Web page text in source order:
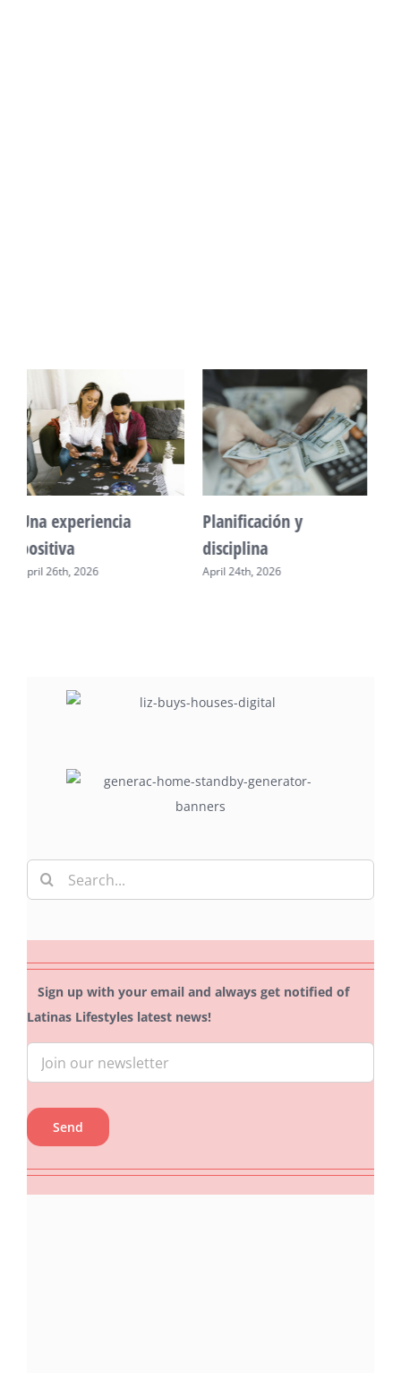
Construir futuro seguro
April 18th, 2026
Tecnología: Aliada de
mamá
April 29th, 2026
Search
for:
Sign up with your email and always get notified of
Latinas Lifestyles latest news!